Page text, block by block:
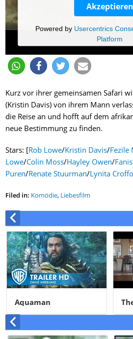
Akzeptieren
Powered by Usercentrics
Platform
Kurz vor ihrer gemeinsamen Safari
(Kristin Davis) von ihrem Mann
die Reise an und hofft auf dem
neue Bestimmung zu finden.
Stars: [Rob Lowe/Kristin Davis/Fezile
Lowe/Colin Moss/Hayley Owen/
Puren/Renate Stuurman/Lynita
Filed in: Komödie, Liebesfilm
Aquaman